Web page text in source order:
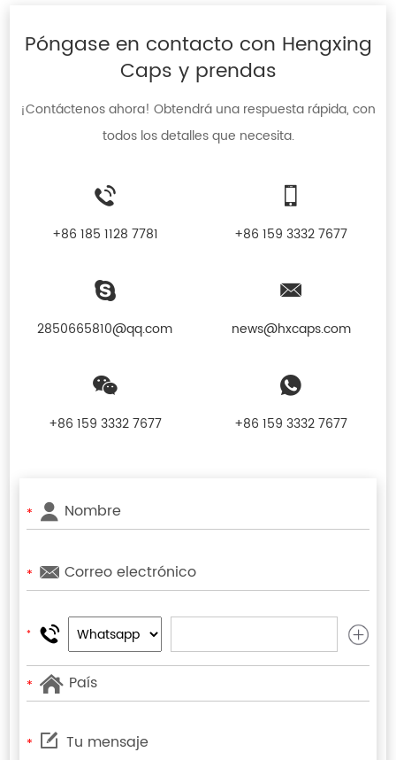
Póngase en contacto con Hengxing
Caps y prendas
¡Contáctenos ahora! Obtendrá una respuesta rápida, con
todos los detalles que necesita.
+86 185 1128 7781 +86 159 3332 7677
2850665810@qq.com news@hxcaps.com
+86 159 3332 7677 +86 159 3332 7677
*
*
*
*
*